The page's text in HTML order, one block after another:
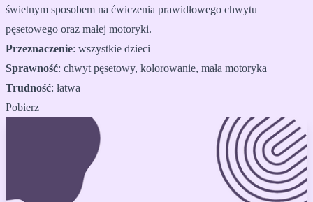
świetnym sposobem na ćwiczenia prawidłowego chwytu
pęsetowego oraz małej motoryki.
Przeznaczenie: wszystkie dzieci
Sprawność: chwyt pęsetowy, kolorowanie, mała motoryka
Trudność: łatwa
Pobierz